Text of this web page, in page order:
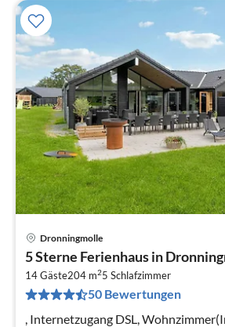
Dronningmolle
5 Sterne Ferienhaus in
14 Gäste204 m25 Schlafzimmer
50 Bewertungen
, Internetzugang DSL,